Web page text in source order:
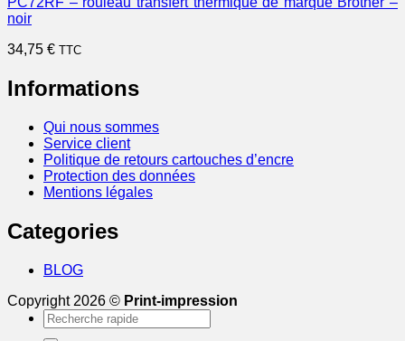
noir
34,75 € TTC
Informations
Qui nous sommes
Service client
Politique de retours cartouches d’encre
Protection des données
Mentions légales
Categories
BLOG
Copyright 2026 © Print-impression
Recherche
pour :